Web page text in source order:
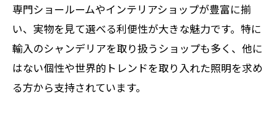
専門ショールームやインテリアショップが豊富に揃
い、実物を見て選べる利便性が大きな魅力です。特に
輸入のシャンデリアを取り扱うショップも多く、他に
はない個性や世界的トレンドを取り入れた照明を求め
る方から支持されています。